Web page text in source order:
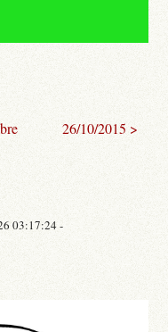
26/10/2015 >
03:17:24 -